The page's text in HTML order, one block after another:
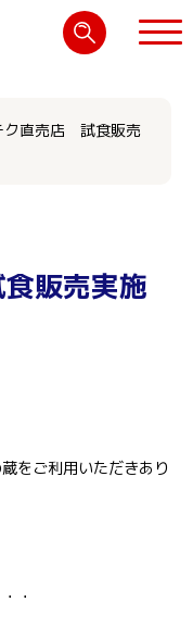
ク直売店 試食販売
販売実施
をご利用いただきあり
・